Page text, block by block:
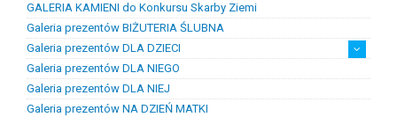
GALERIA KAMIENI do Konkursu Skarby Ziemi
Galeria prezentów BIŻUTERIA ŚLUBNA
Galeria prezentów DLA DZIECI
Prezenty na chrzest i narodziny dzieci
Prezenty na komunię
Galeria prezentów DLA NIEGO
Galeria prezentów DLA NIEJ
Galeria prezentów NA DZIEŃ MATKI